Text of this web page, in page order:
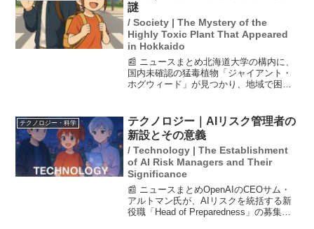
謎
/ Society | The Mystery of the
Highly Toxic Plant That Appeared
in Hokkaido
📰 ニュースまとめ北海道大学の構内に、
国内未確認の猛毒植物「ジャイアント・
ホグウィード」が見つかり、地域で困惑
こす毒性を持っており、特に太陽光に当
たるとその症状が悪化す...
テクノロジー・科学
テクノロジー｜AIリスク管理者の
新設とその意義
/ Technology | The Establishment
of AI Risk Managers and Their
Significance
📰 ニュースまとめOpenAIのCEOサム・
アルトマン氏が、AIリスクを統括する新
役職「Head of Preparedness」の募集を